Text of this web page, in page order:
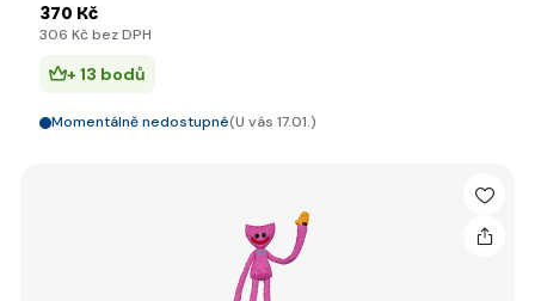
370 Kč
306 Kč bez DPH
+ 13 bodů
Momentálně nedostupné(U vás 17.01.)